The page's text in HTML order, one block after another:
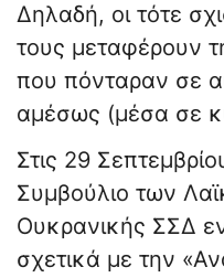
Δηλαδή, οι τότε
τους μεταφέρουν
που πόνταραν σε
αμέσως (μέσα σε
Στις 29
Συμβούλιο των
Ουκρανικής ΣΣΔ
σχετικά με την